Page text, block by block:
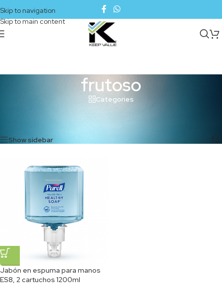
Skip to navigation
Skip to main content
frutoso
Categories
Productos etiquetados “frutoso”
Show sidebar
Jabón en espuma para manos
ES8, 2 cartuchos 1200ml